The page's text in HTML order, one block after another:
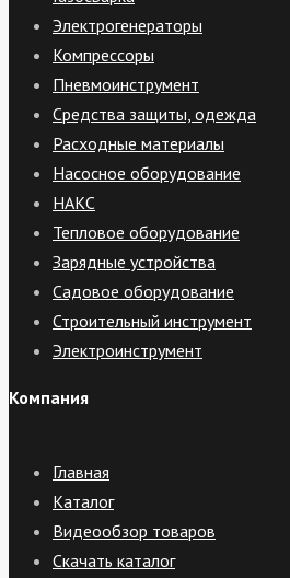
Электрогенераторы
Компрессоры
Пневмоинструмент
Средства защиты, одежда
Расходные материалы
Насосное оборудование
НАКС
Тепловое оборудование
Зарядные устройства
Садовое оборудование
Строительный инструмент
Электроинструмент
Компания
Главная
Каталог
Видеообзор товаров
Скачать каталог